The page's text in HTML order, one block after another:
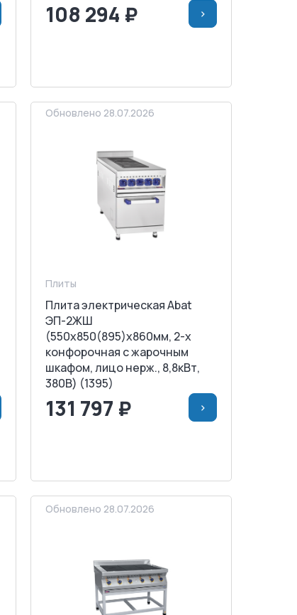
108 294 ₽ >
Обновлено 28.07.2026
Плиты
Плита электрическая Abat
ЭП-2ЖШ
(550x850(895)x860мм, 2-х
конфорочная с жарочным
шкафом, лицо нерж., 8,8кВт,
380В) (1395)
131 797 ₽ >
Обновлено 28.07.2026